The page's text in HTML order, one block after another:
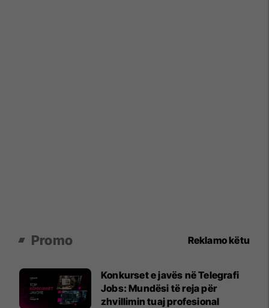
Promo Reklamo këtu
Konkurset e javës në Telegrafi
Jobs: Mundësi të reja për
zhvillimin tuaj profesional